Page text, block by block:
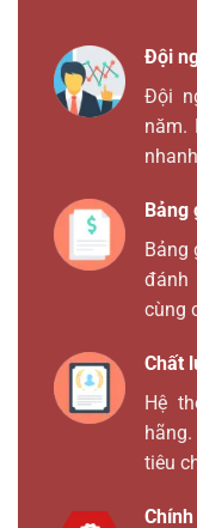
Đội
Đội
năm.
Bảng
Bảng
cùng
Chất
Hệ
tiêu